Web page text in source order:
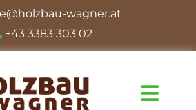
wagner.at
+43 3383 303 02